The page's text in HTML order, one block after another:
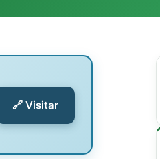
🔗 Visitar